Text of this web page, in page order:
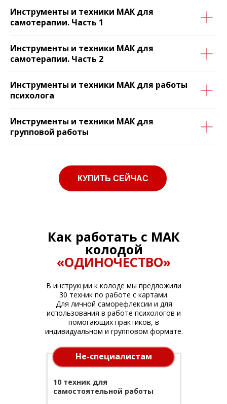
Инструменты и техники МАК для
самотерапии. Часть 1
Инструменты и техники МАК для
самотерапии. Часть 2
Инструменты и техники МАК для работы
психолога
Инструменты и техники МАК для
групповой работы
КУПИТЬ СЕЙЧАС
Не-специалистам
10 техник для
самостоятельной работы
Как работать с МАК
колодой
«ОДИНОЧЕСТВО»
В инструкции к колоде мы предложили
30 техник по работе с картами.
Для личной саморефлексии и для
использования в работе психологов и
помогающих практиков, в
индивидуальном и групповом формате.